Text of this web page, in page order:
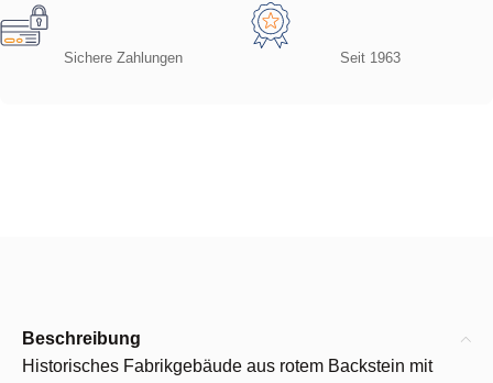
Sichere Zahlungen Seit 1963
Beschreibung
Historisches Fabrikgebäude aus rotem Backstein mit